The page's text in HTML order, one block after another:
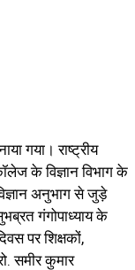
गया। राष्ट्रीय
के विज्ञान विभाग के
अनुभाग से जुड़े
गंगोपाध्याय के
पर शिक्षकों,
समीर कुमार